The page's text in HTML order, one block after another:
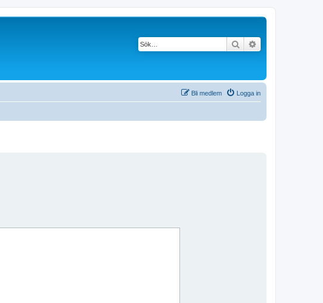
Sök
Logga in
Bli medlem